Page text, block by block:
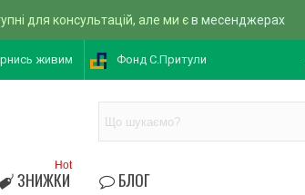
для консультацій, але ми єв месенджерах
живим Фонд С.Притули
ЗНИЖКИ
Hot
БЛОГ